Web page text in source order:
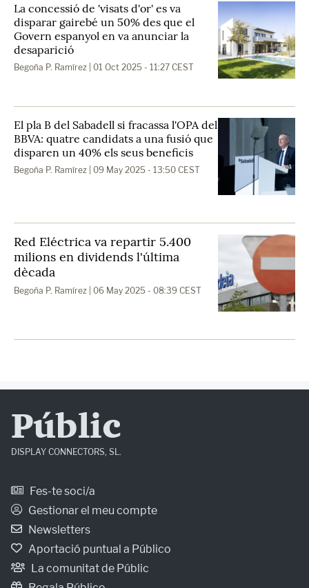
La concessió de 'visats d'or' es va
disparar gairebé un 50% des que el
Govern espanyol en va anunciar la
desaparició
Begoña P. Ramírez | 01 Oct 2025 - 11:27 CEST
El pla B del Sabadell si fracassa l'OPA del
BBVA: quatre candidats a una fusió que
disparen un 40% els seus beneficis
Begoña P. Ramírez | 09 May 2025 - 13:50 CEST
Red Eléctrica va repartir 5.400
milions en dividends l'última
dècada
Begoña P. Ramírez | 06 May 2025 - 08:39 CEST
Públic
DISPLAY CONNECTORS, SL.
Fes-te soci/a
Gestionar el meu compte
Newsletters
Aportació puntual a Público
La comunitat de Públic